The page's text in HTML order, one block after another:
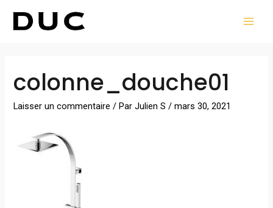
colonne_douche01
Laisser un commentaire / ParJulien S/mars 30, 2021
des